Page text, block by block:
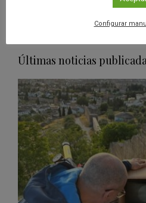
Últimas noticias
Configurar